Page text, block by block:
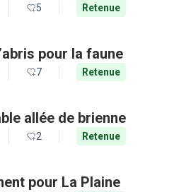
5 Retenue
pour la faune
7 Retenue
allée de brienne
2 Retenue
pour La Plaine